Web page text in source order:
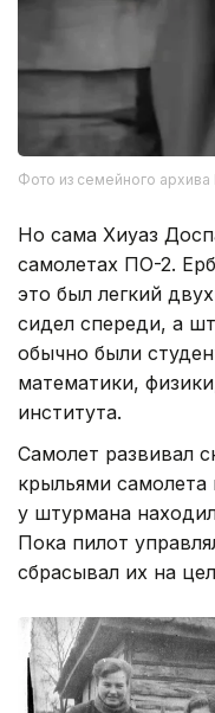
Фото из семейного
Но сама Хиуаз
самолетах ПО-2.
это был легкий
сидел спереди, а
обычно были
математики,
института.
Самолет развивал
крыльями
у штурмана
Пока пилот
сбрасывал их на